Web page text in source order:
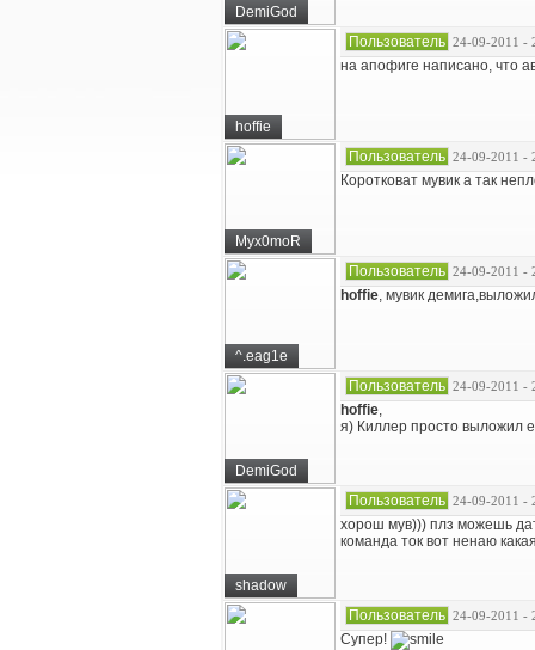
DemiGod
hoffie
Пользователь 24-09-2011 -
на апофиге написано, что
Myx0moR
Пользователь 24-09-2011 -
Коротковат мувик а так
^.eag1e
Пользователь 24-09-2011 -
hoffie, мувик
DemiGod
Пользователь 24-09-2011 -
hoffie,
я) Киллер просто выложил
shadow
Пользователь 24-09-2011 -
хорош мув))) плз можешь
команда ток вот ненаю
Пользователь 24-09-2011 -
Супер!